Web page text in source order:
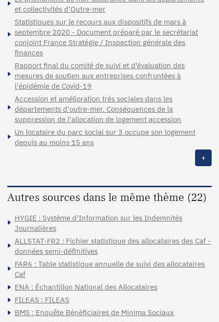
et collectivités d’Outre-mer
Statistiques sur le recours aux dispositifs de mars à
septembre 2020 - Document préparé par le secrétariat
conjoint France Stratégie / Inspection générale des
finances
Rapport final du comité de suivi et d’évaluation des
mesures de soutien aux entreprises confrontées à
l'épidémie de Covid-19
Accession et amélioration très sociales dans les
départements d'outre-mer. Conséquences de la
suppression de l'allocation de logement accession
Un locataire du parc social sur 3 occupe son logement
depuis au moins 15 ans
+
Autres sources dans le même thème (22)
HYGIE : Système d'Information sur les Indemnités
Journalières
ALLSTAT-FR2 : Fichier statistique des allocataires des Caf -
données semi-définitives
FAR6 : Table statistique annuelle de suivi des allocataires
Caf
ENA : Échantillon National des Allocataires
FILEAS : FILEAS
BMS : Enquête Bénéficiaires de Minima Sociaux